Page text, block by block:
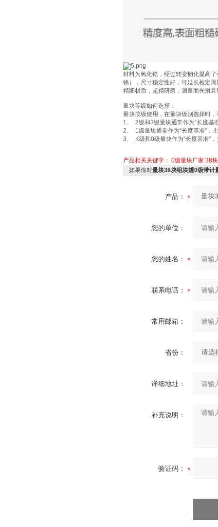
材料为氧化锆，经过转变韧化提高
锈），尺寸稳定性好，可延长检定
精细材质，超精研磨，测量面光滑
量块等级如何选择：
量块按级使用，在量块级别选择时
1、 2级和3级量块通常作为“长度基
2、 1级量块通常作为“长度基准"，
3、 K级和0级量块作为“长度基准"
产品相关关键字： 0级量块厂家 38
如果你对量块38块组块规0级带计
产品：
您的单位：
您的姓名：
联系电话：
常用邮箱：
省份：
详细地址：
补充说明：
验证码：